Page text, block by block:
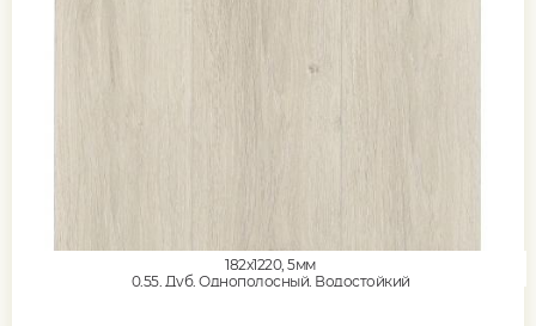
182x1220, 5мм
0,55, Дуб, Однополосный, Водостойкий